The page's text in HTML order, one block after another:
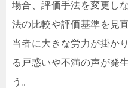
場合、評価手法を変更し
法の比較や評価基準を見
当者に大きな労力が掛か
る戸惑いや不満の声が発
う。